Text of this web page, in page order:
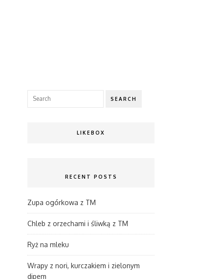
SEARCH
LIKEBOX
RECENT POSTS
Zupa ogórkowa z TM
Chleb z orzechami i śliwką z TM
Ryż na mleku
Wrapy z nori, kurczakiem i zielonym
dipem